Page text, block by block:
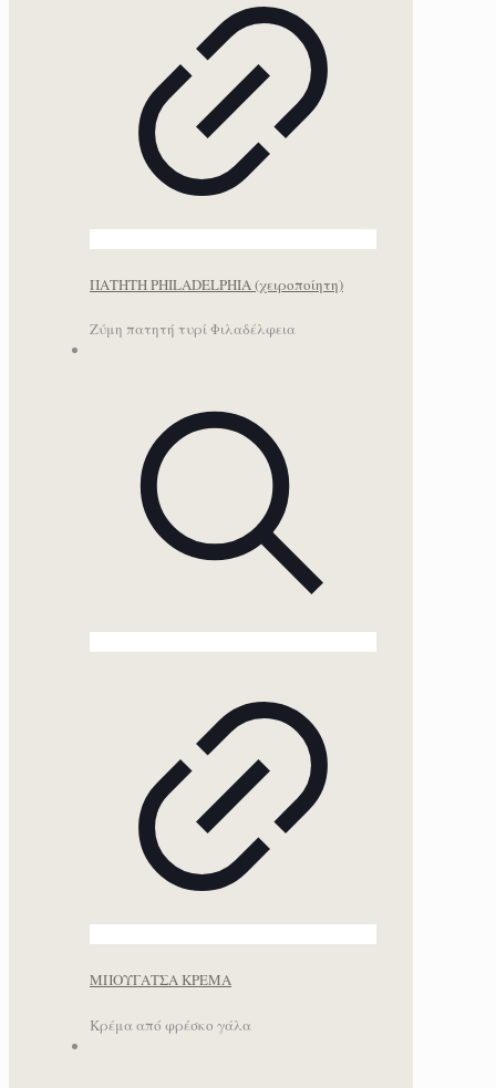
ΠΑΤΗΤΗ PHILADELPHIA (χειροποίητη)
Ζύμη πατητή τυρί Φιλαδέλφεια
ΜΠΟΥΓΑΤΣΑ ΚΡΕΜΑ
Κρέμα από φρέσκο γάλα